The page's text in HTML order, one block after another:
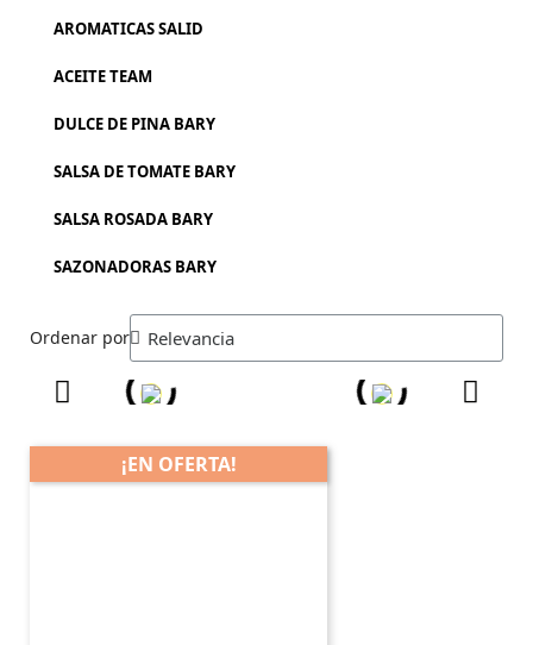
AROMATICAS SALID
ACEITE TEAM
DULCE DE PINA BARY
SALSA DE TOMATE BARY
SALSA ROSADA BARY
SAZONADORAS BARY
Ordenar por
¡EN OFERTA!